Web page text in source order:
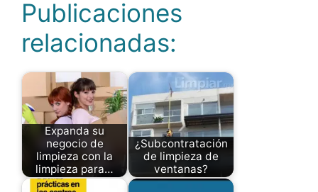
Publicaciones
relacionadas:
Expanda su
negocio de
limpieza con la
limpieza para…
¿Subcontratación
de limpieza de
ventanas?